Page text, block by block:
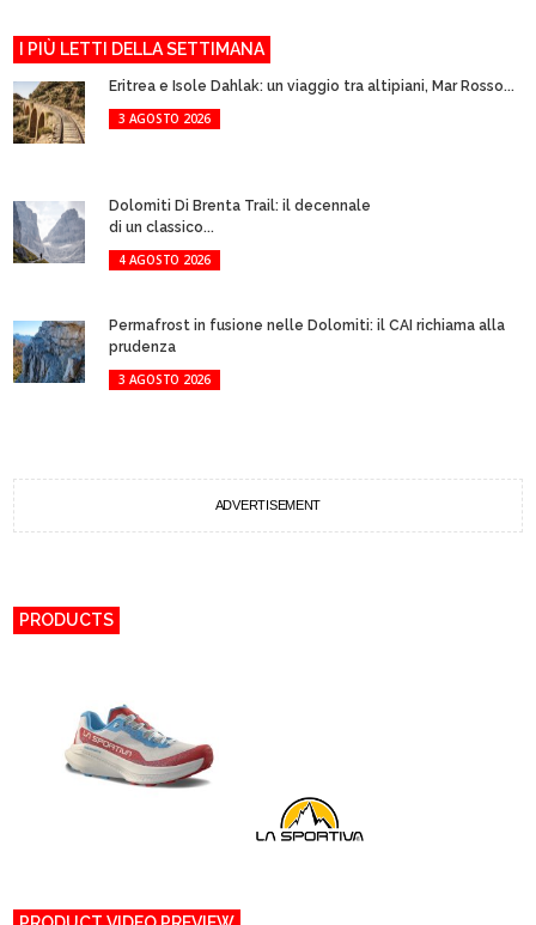
I PIÙ LETTI DELLA SETTIMANA
Eritrea e Isole Dahlak: un viaggio tra altipiani, Mar Rosso...
3 AGOSTO 2026
Dolomiti Di Brenta Trail: il decennale
di un classico...
4 AGOSTO 2026
Permafrost in fusione nelle Dolomiti: il CAI richiama alla
prudenza
3 AGOSTO 2026
ADVERTISEMENT
PRODUCTS